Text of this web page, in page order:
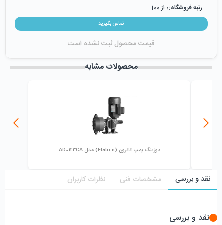
رتبه فروشگاه:0 از 100
زمان ایجاد فروشگاه :دوشنبه ۲۴ اردیبهشت ۱۳۹۷
تماس بگیرید
قیمت محصول ثبت نشده است
محصولات مشابه
دوزینگ پمپ اتاترون (Etatron) مدل AD0123CA
نقد و بررسی مشخصات فنی نظرات کاربران
نقد و بررسی